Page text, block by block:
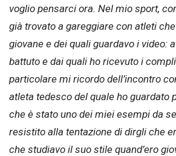
voglio pensarci ora. Nel mio sport,
già trovato a gareggiare con atleti
giovane e dei quali guardavo i video:
battuto e dai quali ho ricevuto i
particolare mi ricordo dell’incontro
atleta tedesco del quale ho guardato
che è stato uno dei miei esempi da
resistito alla tentazione di dirgli che
che studiavo il suo stile quand’ero